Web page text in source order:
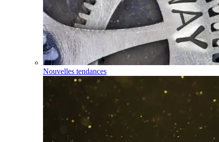
Nouvelles tendances